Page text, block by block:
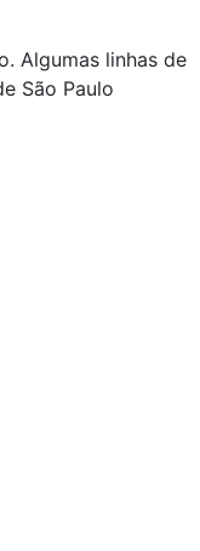
Algumas linhas de
São Paulo